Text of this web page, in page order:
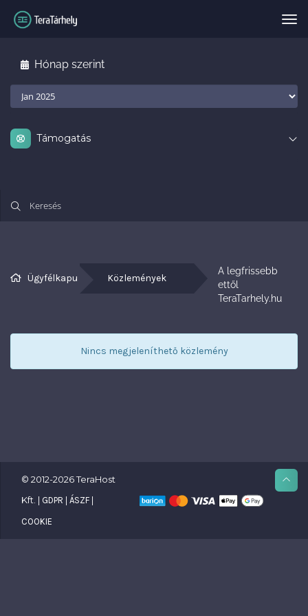
Hónap szerint
Támogatás
Ügyfélkapu Közlemények
A legfrissebb
ettől
TeraTarhely.hu
Nincs megjeleníthető közlemény
© 2012-2026 TeraHost
Kft. | GDPR | ÁSZF |
COOKIE